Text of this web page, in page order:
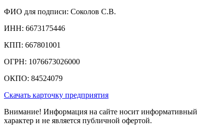
ФИО для подписи: Соколов С.В.
ИНН: 6673175446
КПП: 667801001
ОГРН: 1076673026000
ОКПО: 84524079
Скачать карточку предприятия
Внимание! Информация на сайте носит информативный
характер и не является публичной офертой.